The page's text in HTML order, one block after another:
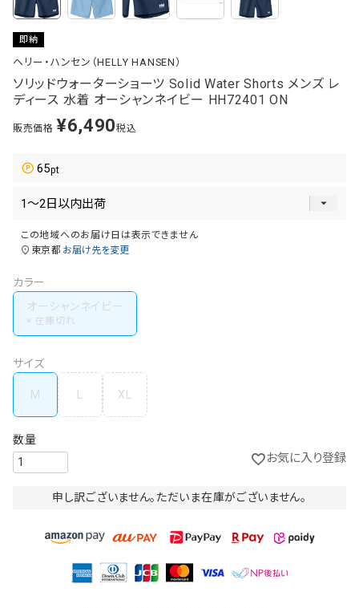
即納
ヘリー・ハンセン（HELLY HANSEN）
ソリッドウォーターショーツ Solid Water Shorts メンズ レ
ディース 水着 オーシャンネイビー HH72401 ON
販売価格 ¥6,490税込
65
この地域へのお届け日は表示できません
東京都 お届け先を変更
カラー
オーシャンネイビー
サイズ
M XL
お気に入り登録
申し訳ございません。ただいま在庫がございません。